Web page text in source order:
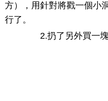
方），用針對將戳一個小
行了。
2.扔了另外買一塊